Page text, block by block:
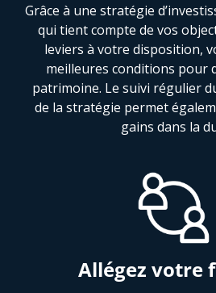
Grâce à une stratégie
qui tient compte de vos
leviers à votre disposition,
meilleures conditions pour
patrimoine. Le suivi régulier
de la stratégie permet
gains dans la
Allégez votre